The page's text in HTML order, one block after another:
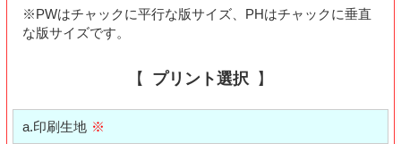
※PWはチャックに平行な版サイズ、PHはチャックに垂直
な版サイズです。
プリント選択
a.印刷生地 ※